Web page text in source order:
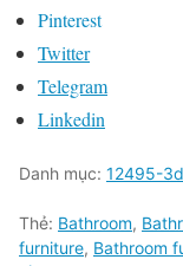
Pinterest
Twitter
Telegram
Linkedin
Danh mục: 12495-
Thẻ: Bathroom,
furniture, Bathroom